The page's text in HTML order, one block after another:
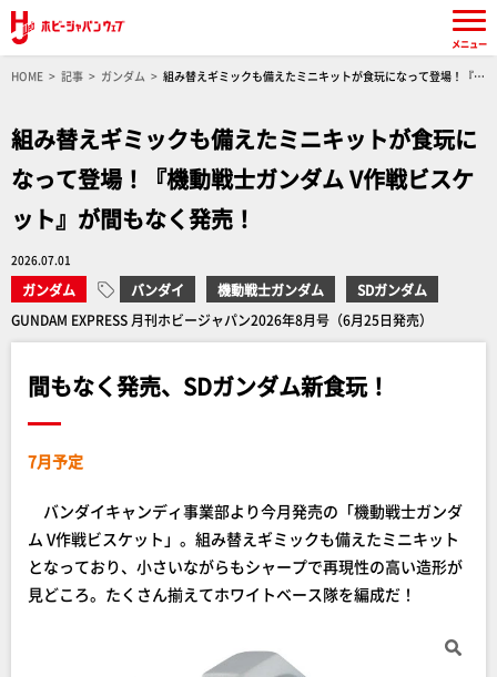
HOME 記事 ガンダム
組み替えギミックも備えたミニキットが食玩になって登場！『機
組み替えギミックも備えたミニキットが食玩に
なって登場！『機動戦士ガンダム V作戦ビスケ
ット』が間もなく発売！
2026.07.01
ガンダム バンダイ 機動戦士ガンダム
SDガンダム
GUNDAM EXPRESS 月刊ホビージャパン2026年8月号（6月25日発売）
間もなく発売、SDガンダム新食玩！
7月予定
バンダイキャンディ事業部より今月発売の「機動戦士ガンダ
ム V作戦ビスケット」。組み替えギミックも備えたミニキット
となっており、小さいながらもシャープで再現性の高い造形が
見どころ。たくさん揃えてホワイトベース隊を編成だ！
メニュー